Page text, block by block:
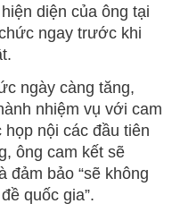
diện của ông tại
ngay trước khi
ngày càng tăng,
nhiệm vụ với cam
nội các đầu tiên
ông cam kết sẽ
đảm bảo “sẽ không
quốc gia”.